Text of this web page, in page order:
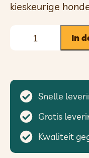
kieskeurige
In
Snelle
Gratis
Kwaliteit